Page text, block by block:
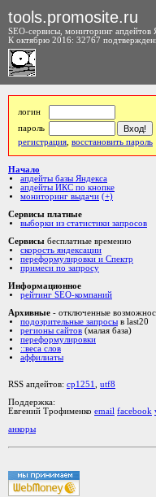
tools.promosite.ru
SEO-сервисы, мониторинг апдейтов
К октябрю 2016: 32767
логин
пароль
регистрация восстановить пароль
Начало
апдейты базы Яндекса
апдейты ИКС по кнопке
мониторинг выдачи (+)
Сервисы платные
выборки из статистики запросов
Сервисы бесплатные временно
скорость яндексации
переформулировки и Спектр
примеси по запросу
Информационное
рейтинг SEO-компаний
Архивные - отключенные
подозрительные запросы в last20
регионы сайтов (малая база)
переформулировки
::веса слов
аффилиаты
RSS апдейтов: cp1251
utf8
Поддержка:
Евгений Трофименко email facebook
анкоры